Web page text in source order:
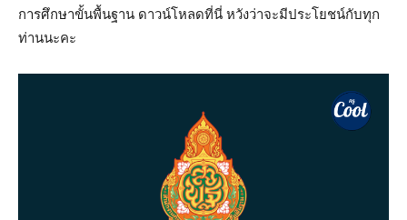
การศึกษาขั้นพื้นฐาน ดาวน์โหลดที่นี่ หวังว่าจะมีประโยชน์กับทุก
ท่านนะคะ